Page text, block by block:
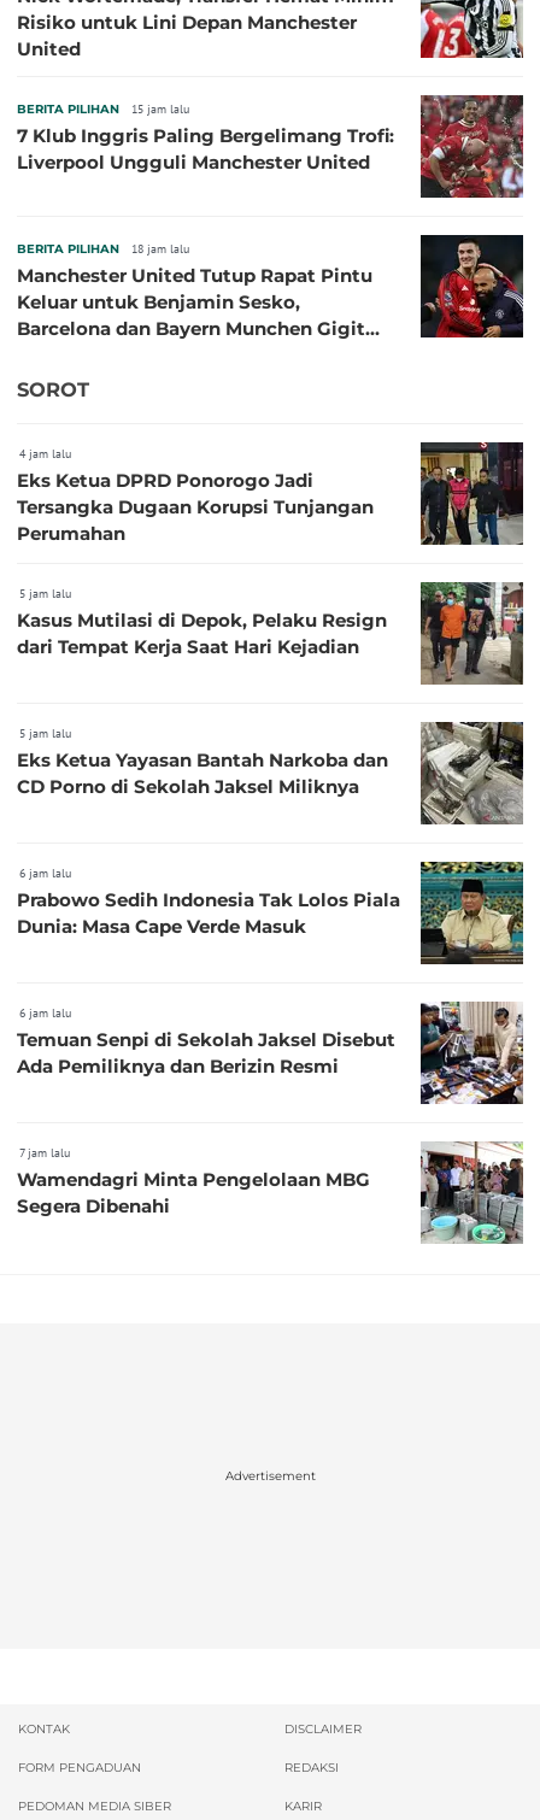
Risiko untuk Lini Depan Manchester
United
BERITA PILIHAN 15 jam lalu
7 Klub Inggris Paling Bergelimang Trofi:
Liverpool Ungguli Manchester United
BERITA PILIHAN 18 jam lalu
Manchester United Tutup Rapat Pintu
Keluar untuk Benjamin Sesko,
Barcelona dan Bayern Munchen Gigit
SOROT
4 jam lalu
Eks Ketua DPRD Ponorogo Jadi
Tersangka Dugaan Korupsi Tunjangan
Perumahan
5 jam lalu
Kasus Mutilasi di Depok, Pelaku Resign
dari Tempat Kerja Saat Hari Kejadian
5 jam lalu
Eks Ketua Yayasan Bantah Narkoba dan
CD Porno di Sekolah Jaksel Miliknya
6 jam lalu
Prabowo Sedih Indonesia Tak Lolos Piala
Dunia: Masa Cape Verde Masuk
6 jam lalu
Temuan Senpi di Sekolah Jaksel Disebut
Ada Pemiliknya dan Berizin Resmi
7 jam lalu
Wamendagri Minta Pengelolaan MBG
Segera Dibenahi
Advertisement
KONTAK DISCLAIMER
FORM PENGADUAN REDAKSI
PEDOMAN MEDIA SIBER KARIR